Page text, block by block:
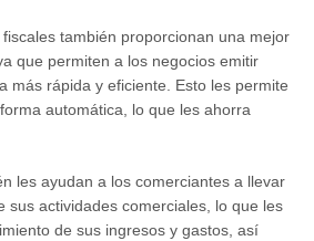
también proporcionan una mejor
que permiten a los negocios emitir
más rápida y eficiente. Esto les permite
automática, lo que les ahorra
les ayudan a los comerciantes a llevar
sus actividades comerciales, lo que les
de sus ingresos y gastos, así